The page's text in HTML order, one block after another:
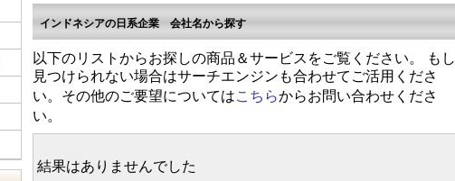
インドネシアの日系企業 会社名から探す
以下のリストからお探しの商品＆サービスをご覧ください。 もし
見つけられない場合はサーチエンジンも合わせてご活用くださ
い。その他のご要望についてはこちらからお問い合わせくださ
い。
結果はありませんでした